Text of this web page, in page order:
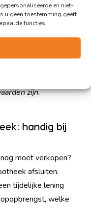
en niet-
u geen toestemming geeft
functies.
precies weet
zijn.
handig bij
moet verkopen?
afsluiten.
tijdelijke lening
welke